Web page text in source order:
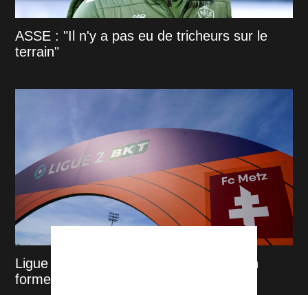
ASSE : "Il n'y a pas eu de tricheurs sur le
terrain"
Ligue 2 : notre classement des clubs en
forme avant le coup d'envoi